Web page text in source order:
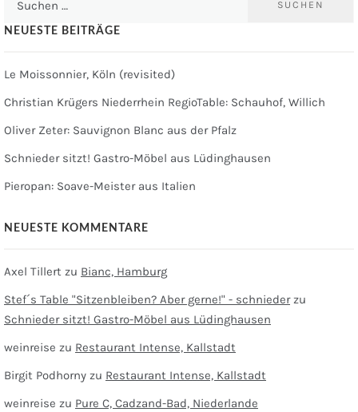
NEUESTE BEITRÄGE
Le Moissonnier, Köln (revisited)
Christian Krügers Niederrhein RegioTable: Schauhof, Willich
Oliver Zeter: Sauvignon Blanc aus der Pfalz
Schnieder sitzt! Gastro-Möbel aus Lüdinghausen
Pieropan: Soave-Meister aus Italien
NEUESTE KOMMENTARE
Axel Tillert zu Bianc, Hamburg
Stef´s Table "Sitzenbleiben? Aber gerne!" - schniederzu
Schnieder sitzt! Gastro-Möbel aus Lüdinghausen
weinreise zu Restaurant Intense, Kallstadt
Birgit Podhorny zu Restaurant Intense, Kallstadt
weinreise zu Pure C, Cadzand-Bad, Niederlande